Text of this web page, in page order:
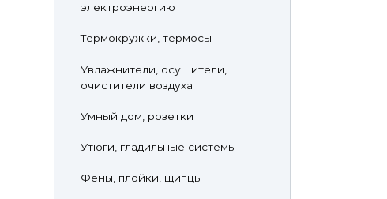
электроэнергию
Термокружки, термосы
Увлажнители, осушители,
очистители воздуха
Умный дом, розетки
Утюги, гладильные системы
Фены, плойки, щипцы